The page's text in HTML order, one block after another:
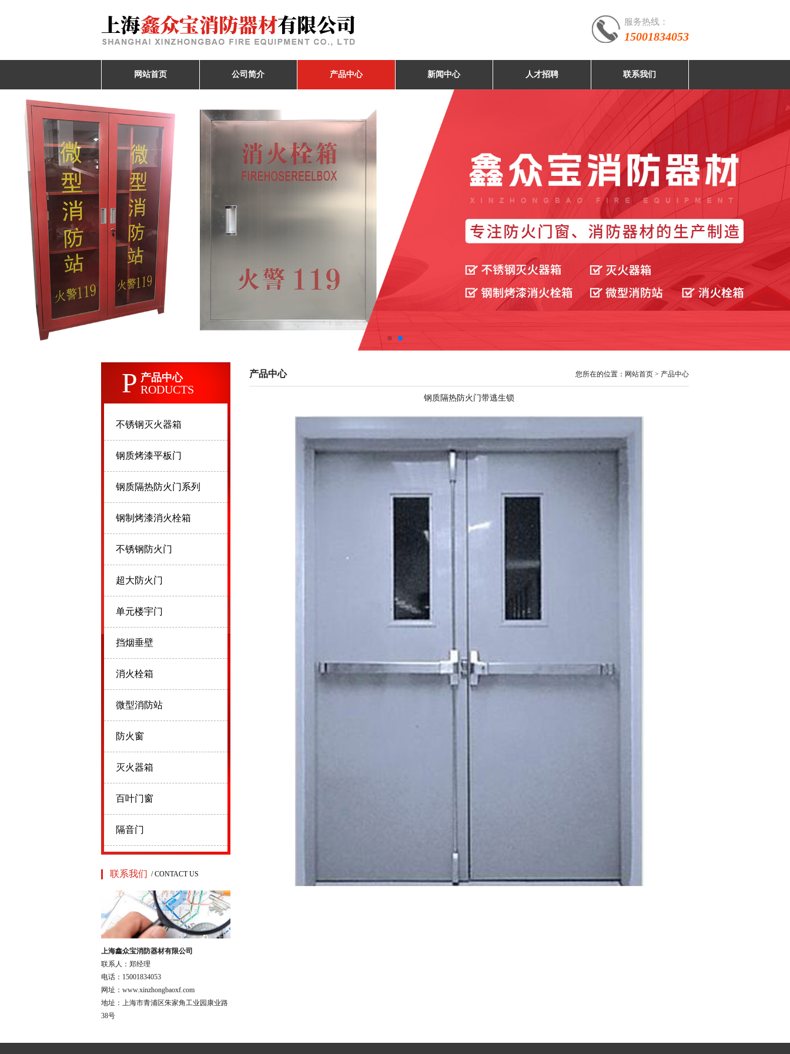
服务热线：
15001834053
网站首页 公司简介 产品中心 新闻中心 人才招聘 联系我们
P 产品中心
RODUCTS
不锈钢灭火器箱
钢质烤漆平板门
钢质隔热防火门系列
钢制烤漆消火栓箱
不锈钢防火门
超大防火门
单元楼宇门
挡烟垂壁
消火栓箱
微型消防站
防火窗
灭火器箱
百叶门窗
隔音门
联系我们 / CONTACT US
上海鑫众宝消防器材有限公司
联系人：郑经理
电话：15001834053
网址：www.xinzhongbaoxf.com
地址：上海市青浦区朱家角工业园康业路
38号
产品中心 您所在的位置：网站首页 > 产品中心
钢质隔热防火门带逃生锁